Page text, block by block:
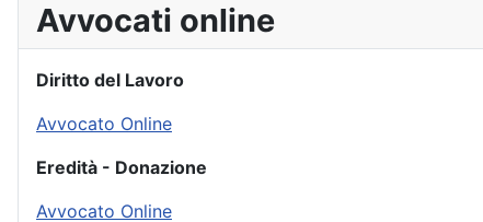
Avvocati online
Diritto del Lavoro
Avvocato Online
Eredità - Donazione
Avvocato Online